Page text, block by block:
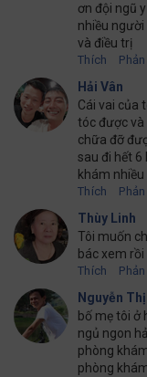
ơn đội ngũ
nhiều
và điều trị
Thích
Hải Vân
Cái vai của
tóc được
chữa đỡ
sau đi hết 6
khám nhiều
Thích
Thùy Linh
Tôi muốn
bác xem
Thích
Nguyễn
bố mẹ tôi ở
ngủ ngon
phòng
phòng